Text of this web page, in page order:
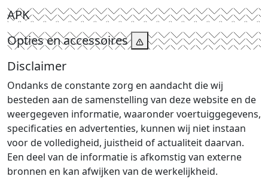
APK
Opties en accessoires
Disclaimer
Ondanks de constante zorg en aandacht die wij
besteden aan de samenstelling van deze website en de
weergegeven informatie, waaronder voertuiggegevens,
specificaties en advertenties, kunnen wij niet instaan
voor de volledigheid, juistheid of actualiteit daarvan.
Een deel van de informatie is afkomstig van externe
bronnen en kan afwijken van de werkelijkheid.